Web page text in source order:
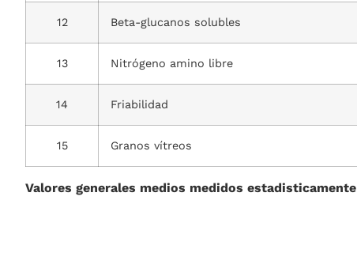
12 Beta-glucanos solubles
13 Nitrógeno amino libre
14 Friabilidad
15 Granos vítreos
Valores generales medios medidos estadisticamente